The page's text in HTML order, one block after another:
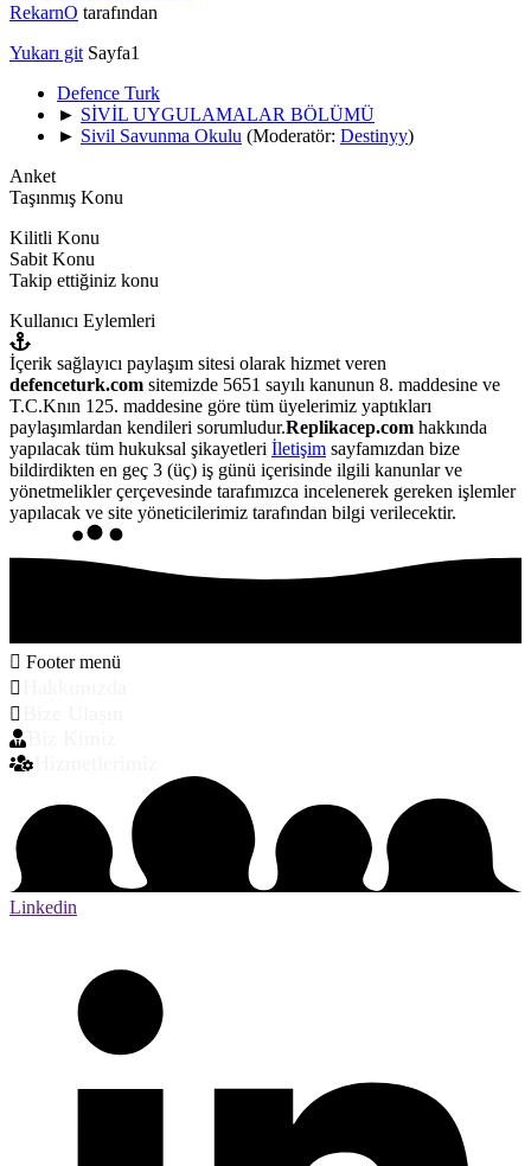
RekarnO tarafından
Yukarı git Sayfa1
Defence Turk
► SİVİL UYGULAMALAR BÖLÜMÜ
► Sivil Savunma Okulu (Moderatör: Destinyy)
Anket
Taşınmış Konu
Kilitli Konu
Sabit Konu
Takip ettiğiniz konu
Kullanıcı Eylemleri
İçerik sağlayıcı paylaşım sitesi olarak hizmet veren
defenceturk.com sitemizde 5651 sayılı kanunun 8. maddesine ve
T.C.Knın 125. maddesine göre tüm üyelerimiz yaptıkları
paylaşımlardan kendileri sorumludur.Replikacep.com hakkında
yapılacak tüm hukuksal şikayetleri İletişim sayfamızdan bize
bildirdikten en geç 3 (üç) iş günü içerisinde ilgili kanunlar ve
yönetmelikler çerçevesinde tarafımızca incelenerek gereken işlemler
yapılacak ve site yöneticilerimiz tarafından bilgi verilecektir.
Footer menü
Linkedin